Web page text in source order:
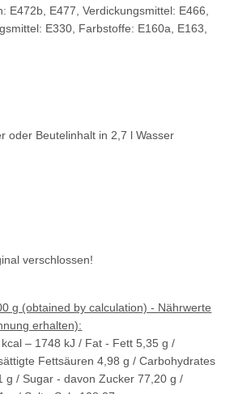
E472b, E477, Verdickungsmittel: E466,
E330, Farbstoffe: E160a, E163,
oder Beutelinhalt in 2,7 l Wasser
verschlossen!
g (obtained by calculation) - Nährwerte
erhalten):
– 1748 kJ / Fat - Fett 5,35 g /
Fettsäuren 4,98 g / Carbohydrates
g / Sugar - davon Zucker 77,20 g /